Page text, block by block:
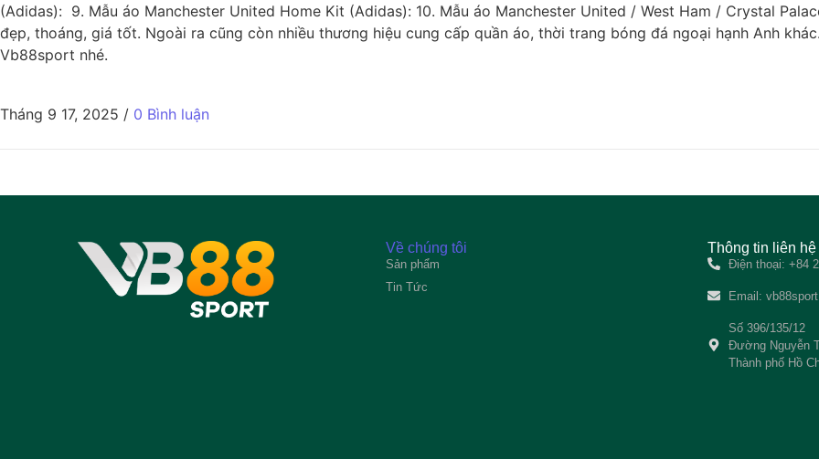
(Adidas): 9. Mẫu áo Manchester United Home Kit (Adidas): 10. Mẫu áo Manchester United / West Ham / Crystal
đẹp, thoáng, giá tốt. Ngoài ra cũng còn nhiều thương hiệu cung cấp quần áo, thời trang bóng đá ngoại hạnh Anh
Vb88sport nhé.
Tháng 9 17, 2025 / 0 Bình luận
Về chúng tôi
Sản phẩm
Tin Tức
Thông tin liên hệ
Điện thoại: +84
Email:
Số 396/135/12
Đường Nguyễn
Thành phố Hồ